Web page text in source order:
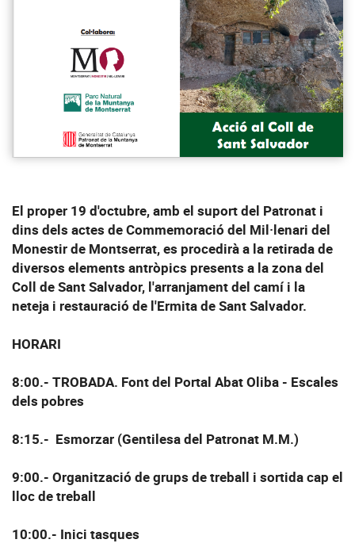
El proper 19 d'octubre, amb el suport del Patronat i
dins dels actes deCommemoració del Mil·lenari del
Monestir de Montserrat, es procedirà a la retirada de
diversos elements antròpics presents a la zona del
Coll de Sant Salvador, l'arranjament del camí i la
neteja i restauració de l'Ermita de Sant Salvador.
HORARI
8:00.- TROBADA. Font del Portal Abat Oliba - Escales
dels pobres
8:15.- Esmorzar (Gentilesa del Patronat M.M.)
9:00.- Organització de grups de treball i sortida cap el
lloc de treball
10:00.- Inici tasques